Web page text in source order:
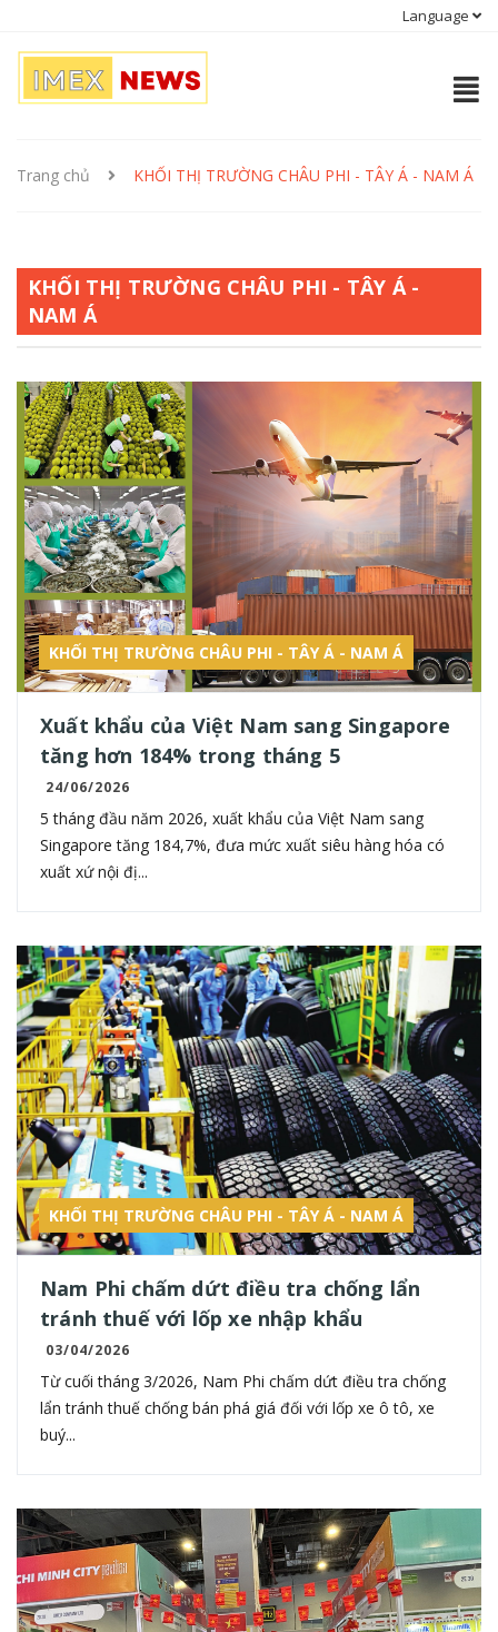
Language
Trang chủ KHỐI THỊ TRƯỜNG CHÂU PHI - TÂY Á - NAM Á
KHỐI THỊ TRƯỜNG CHÂU PHI - TÂY Á -
NAM Á
KHỐI THỊ TRƯỜNG CHÂU PHI - TÂY Á - NAM Á
Xuất khẩu của Việt Nam sang Singapore
tăng hơn 184% trong tháng 5
24/06/2026
5 tháng đầu năm 2026, xuất khẩu của Việt Nam sang
Singapore tăng 184,7%, đưa mức xuất siêu hàng hóa có
xuất xứ nội đị...
KHỐI THỊ TRƯỜNG CHÂU PHI - TÂY Á - NAM Á
Nam Phi chấm dứt điều tra chống lẩn
tránh thuế với lốp xe nhập khẩu
03/04/2026
Từ cuối tháng 3/2026, Nam Phi chấm dứt điều tra chống
lẩn tránh thuế chống bán phá giá đối với lốp xe ô tô, xe
buý...